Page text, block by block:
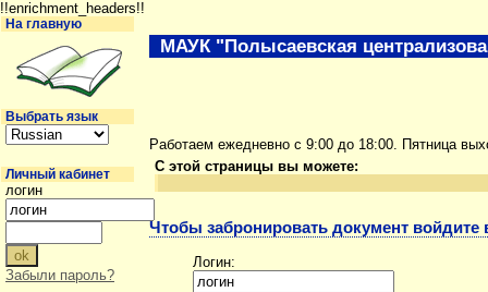
!!enrichment_headers!!
Работаем ежедневно с 9:00 до 18:00. Пятница
С этой страницы вы можете:
Чтобы забронировать документ войдите
Логин:
МАУК "Полысаевская
На главную
Выбрать язык
Личный кабинет
логин
Забыли пароль?